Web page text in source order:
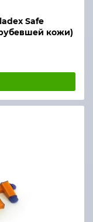
Safe
кожи)